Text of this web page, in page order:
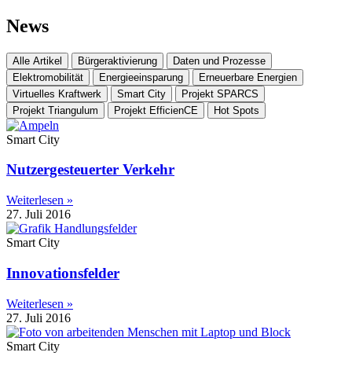
News
Alle Artikel Bürgeraktivierung
Daten und Prozesse
Elektromobilität
Energieeinsparung
Erneuerbare Energien
Virtuelles Kraftwerk
Smart City
Projekt SPARCS
Projekt Triangulum
Projekt EfficienCE Hot Spots
Smart City
Nutzergesteuerter Verkehr
Weiterlesen »
27. Juli 2016
Smart City
Innovationsfelder
Weiterlesen »
27. Juli 2016
Smart City